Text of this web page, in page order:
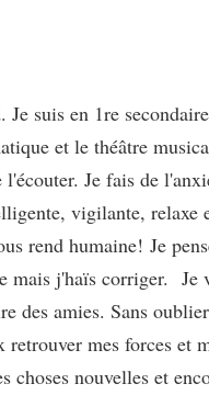
suis en 1re
et le théâtre
Je fais de
vigilante, relaxe
rend humaine! Je
mais j'haïs corriger. Je
des amies. Sans
mes forces et
choses nouvelles et